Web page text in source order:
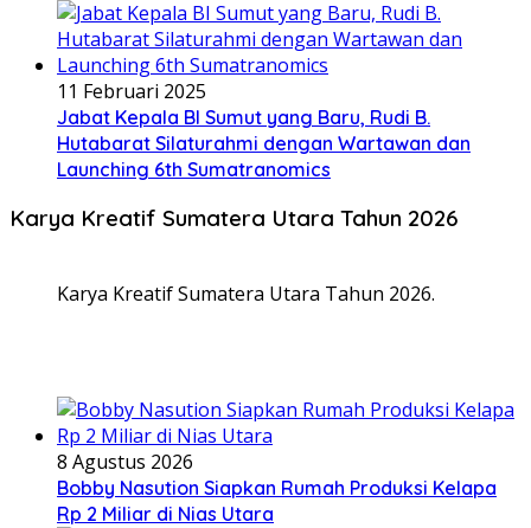
11 Februari 2025
Jabat Kepala BI Sumut yang Baru, Rudi B.
Hutabarat Silaturahmi dengan Wartawan dan
Launching 6th Sumatranomics
Karya Kreatif Sumatera Utara Tahun 2026
Karya Kreatif Sumatera Utara Tahun 2026.
8 Agustus 2026
Bobby Nasution Siapkan Rumah Produksi Kelapa
Rp 2 Miliar di Nias Utara